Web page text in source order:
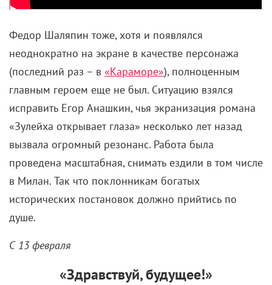
Федор Шаляпин тоже, хотя и появлялся
неоднократно на экране в качестве персонажа
(последний раз – в «Караморе»), полноценным
главным героем еще не был. Ситуацию взялся
исправить Егор Анашкин, чья экранизация романа
«Зулейха открывает глаза» несколько лет назад
вызвала огромный резонанс. Работа была
проведена масштабная, снимать ездили в том числе
в Милан. Так что поклонникам богатых
исторических постановок должно прийтись по
душе.
С 13 февраля
«Здравствуй, будущее!»